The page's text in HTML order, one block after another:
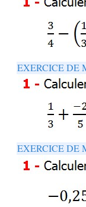
EXERCICE DE
EXERCICE DE